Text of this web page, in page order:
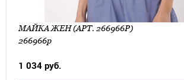
МАЙКА ЖЕН (АРТ. 266966Р)
266966р
1 034 руб.